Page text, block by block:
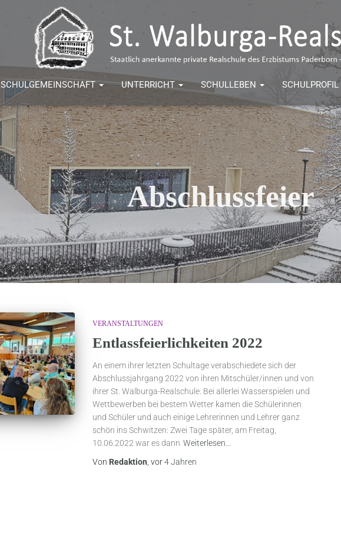
SCHULGEMEINSCHAFT UNTERRICHT SCHULLEBEN SCHULPROFIL
Abschlussfeier
VERANSTALTUNGEN
Entlassfeierlichkeiten 2022
An einem ihrer letzten Schultage verabschiedete sich der
Abschlussjahrgang 2022 von ihren Mitschüler/innen und von
ihrer St. Walburga-Realschule. Bei allerlei Wasserspielen und
Wettbewerben bei bestem Wetter kamen die Schülerinnen
und Schüler und auch einige Lehrerinnen und Lehrer ganz
schön ins Schwitzen: Zwei Tage später, am Freitag,
10.06.2022 war es dann Weiterlesen…
Von Redaktion, vor4 Jahren